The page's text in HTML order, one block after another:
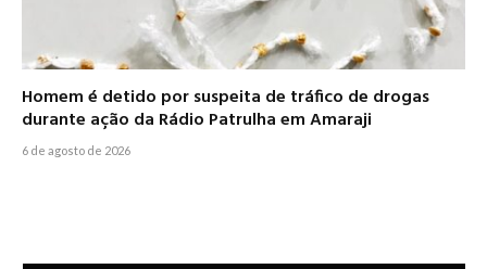
Homem é detido por suspeita de tráfico de drogas
durante ação da Rádio Patrulha em Amaraji
6 de agosto de 2026